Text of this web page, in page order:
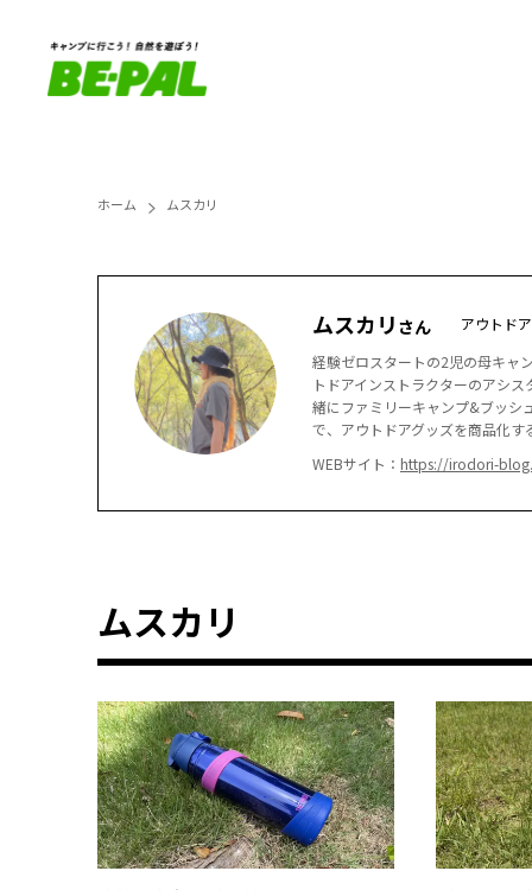
ホーム ムスカリ
ムスカリ さん
アウトド
経験ゼロスタートの2児の母キャ
トドアインストラクターのアシ
緒にファミリーキャンプ&ブッシ
で、アウトドアグッズを商品化す
WEBサイト： https://irodori-
ムスカリ